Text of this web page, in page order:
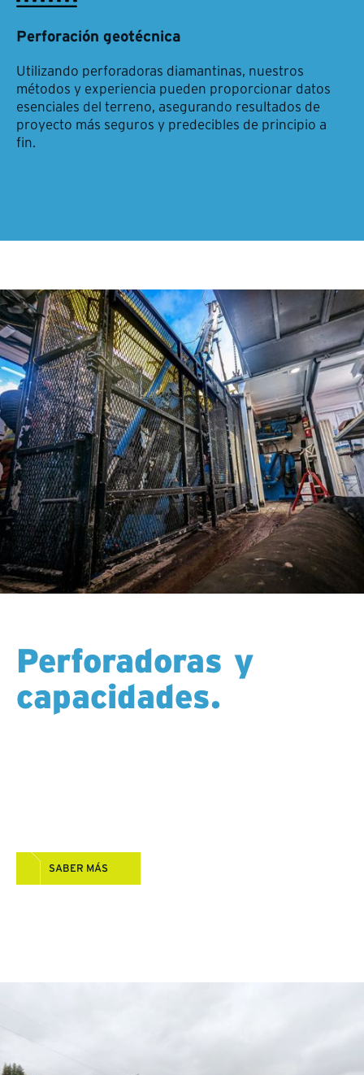
Perforación geotécnica
Utilizando perforadoras diamantinas, nuestros
métodos y experiencia pueden proporcionar datos
esenciales del terreno, asegurando resultados de
proyecto más seguros y predecibles de principio a
fin.
Perforadoras y
capacidades.
SABER MÁS